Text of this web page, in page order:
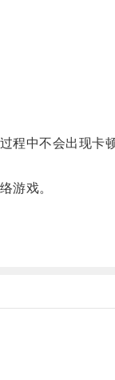
中不会出现卡顿
游戏。